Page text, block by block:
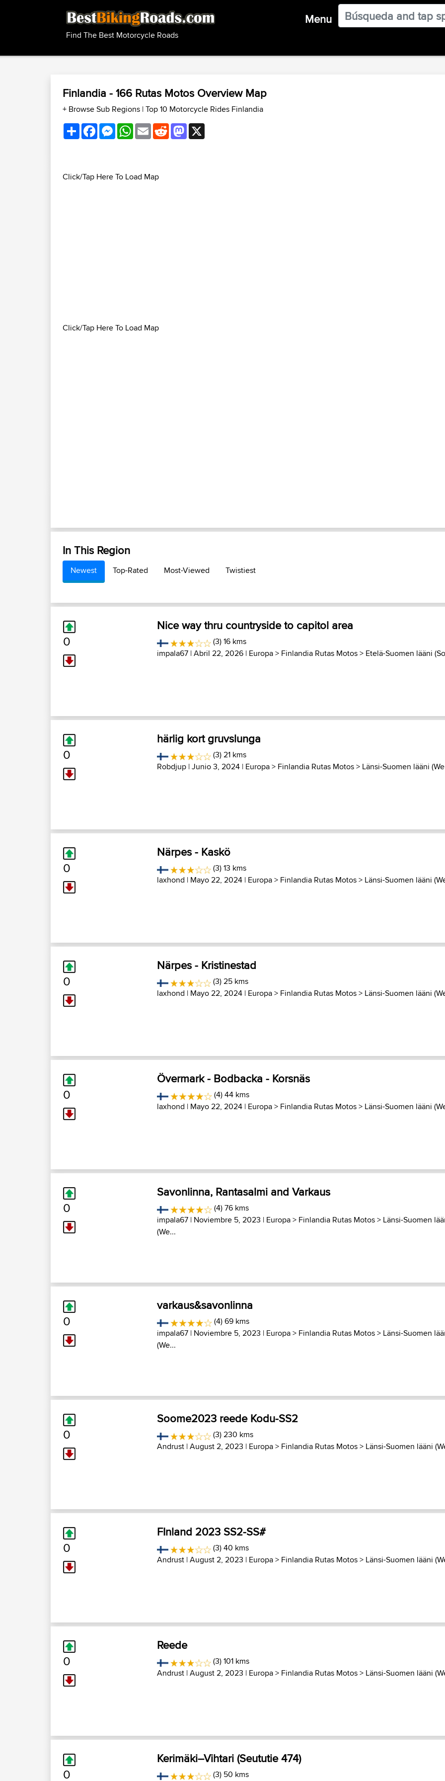
Find The Best Motorcycle Roads
Menu
Finlandia - 166 Rutas Motos Overview Map
+ Browse Sub Regions |Top 10 Motorcycle Rides Finlandia
ShareFacebookMessenger
WhatsApp
EmailRedditMastodon
Click/Tap Here To Load Map
Click/Tap Here To Load Map
In This Region
Newest Top-Rated Most-Viewed Twistiest
0
Nice way thru countryside to capitol area
(3) 16 kms
impala67 | Abril 22, 2026 | Europa> Finlandia Rutas Motos> Etelä-Suomen lääni
0
härlig kort gruvslunga
(3) 21 kms
Robdjup | Junio 3, 2024 | Europa> Finlandia Rutas Motos> Länsi-Suomen lääni
0
Närpes - Kaskö
(3) 13 kms
laxhond | Mayo 22, 2024 | Europa> Finlandia Rutas Motos> Länsi-Suomen lääni
0
Närpes - Kristinestad
(3) 25 kms
laxhond | Mayo 22, 2024 | Europa> Finlandia Rutas Motos> Länsi-Suomen lääni
0
Övermark - Bodbacka - Korsnäs
(4) 44 kms
laxhond | Mayo 22, 2024 | Europa> Finlandia Rutas Motos> Länsi-Suomen lääni
0
Savonlinna, Rantasalmi and Varkaus
(4) 76 kms
impala67 | Noviembre 5, 2023 | Europa> Finlandia Rutas Motos> Länsi-Suomen
(We...
0
varkaus&savonlinna
(4) 69 kms
impala67 | Noviembre 5, 2023 | Europa> Finlandia Rutas Motos> Länsi-Suomen
(We...
0
Soome2023 reede Kodu-SS2
(3) 230 kms
Andrust | August 2, 2023 | Europa> Finlandia Rutas Motos> Länsi-Suomen lääni
0
FInland 2023 SS2-SS#
(3) 40 kms
Andrust | August 2, 2023 | Europa> Finlandia Rutas Motos> Länsi-Suomen lääni
0
Reede
(3) 101 kms
Andrust | August 2, 2023 | Europa> Finlandia Rutas Motos> Länsi-Suomen lääni
0
Kerimäki–Vihtari (Seututie 474)
(3) 50 kms